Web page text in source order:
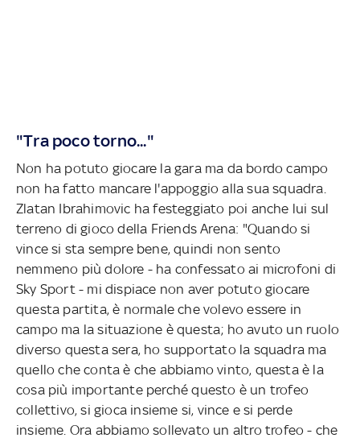
"Tra poco torno..."
Non ha potuto giocare la gara ma da bordo campo
non ha fatto mancare l'appoggio alla sua squadra.
Zlatan Ibrahimovic ha festeggiato poi anche lui sul
terreno di gioco della Friends Arena: "Quando si
vince si sta sempre bene, quindi non sento
nemmeno più dolore - ha confessato ai microfoni di
Sky Sport - mi dispiace non aver potuto giocare
questa partita, è normale che volevo essere in
campo ma la situazione è questa; ho avuto un ruolo
diverso questa sera, ho supportato la squadra ma
quello che conta è che abbiamo vinto, questa è la
cosa più importante perché questo è un trofeo
collettivo, si gioca insieme si, vince e si perde
insieme. Ora abbiamo sollevato un altro trofeo - che